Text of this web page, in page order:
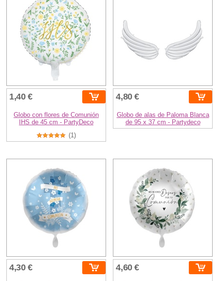
1,40 €
Globo con flores de Comunión
IHS de 45 cm - PartyDeco
(1)
4,80 €
Globo de alas de Paloma Blanca
de 95 x 37 cm - Partydeco
4,30 € 4,60 €